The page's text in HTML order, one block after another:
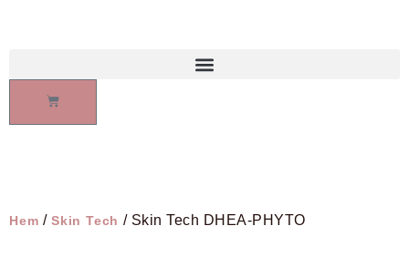
Hem / Skin Tech / Skin Tech DHEA-PHYTO